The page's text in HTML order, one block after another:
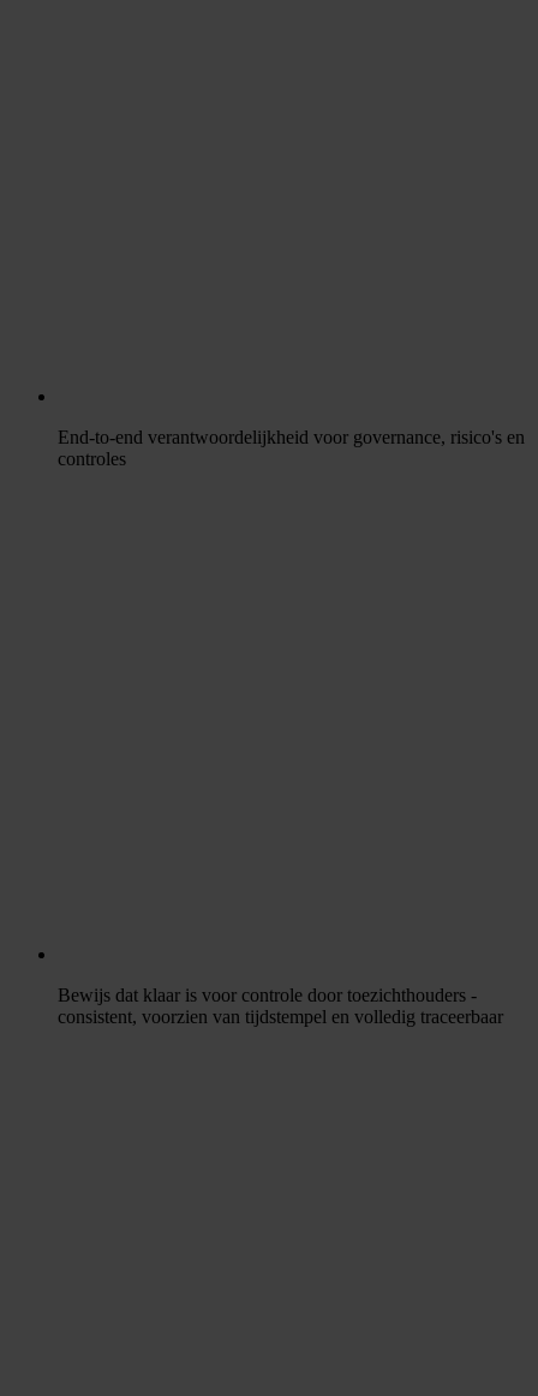
End-to-end verantwoordelijkheid voor governance, risico's en
controles
Bewijs dat klaar is voor controle door toezichthouders -
consistent, voorzien van tijdstempel en volledig traceerbaar